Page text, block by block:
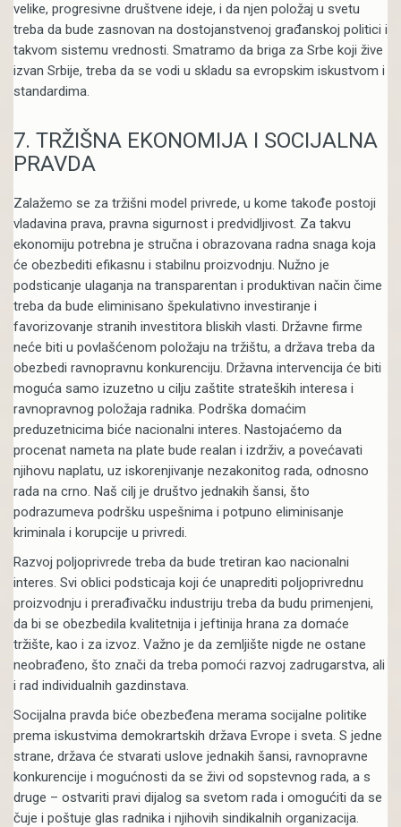
velike, progresivne društvene ideje, i da njen položaj u svetu
treba da bude zasnovan na dostojanstvenoj građanskoj politici i
takvom sistemu vrednosti. Smatramo da briga za Srbe koji žive
izvan Srbije, treba da se vodi u skladu sa evropskim iskustvom i
standardima.
7. TRŽIŠNA EKONOMIJA I SOCIJALNA
PRAVDA
Zalažemo se za tržišni model privrede, u kome takođe postoji
vladavina prava, pravna sigurnost i predvidljivost. Za takvu
ekonomiju potrebna je stručna i obrazovana radna snaga koja
će obezbediti efikasnu i stabilnu proizvodnju. Nužno je
podsticanje ulaganja na transparentan i produktivan način čime
treba da bude eliminisano špekulativno investiranje i
favorizovanje stranih investitora bliskih vlasti. Državne firme
neće biti u povlašćenom položaju na tržištu, a država treba da
obezbedi ravnopravnu konkurenciju. Državna intervencija će biti
moguća samo izuzetno u cilju zaštite strateških interesa i
ravnopravnog položaja radnika. Podrška domaćim
preduzetnicima biće nacionalni interes. Nastojaćemo da
procenat nameta na plate bude realan i izdrživ, a povećavati
njihovu naplatu, uz iskorenjivanje nezakonitog rada, odnosno
rada na crno. Naš cilj je društvo jednakih šansi, što
podrazumeva podršku uspešnima i potpuno eliminisanje
kriminala i korupcije u privredi.
Razvoj poljoprivrede treba da bude tretiran kao nacionalni
interes. Svi oblici podsticaja koji će unaprediti poljoprivrednu
proizvodnju i prerađivačku industriju treba da budu primenjeni,
da bi se obezbedila kvalitetnija i jeftinija hrana za domaće
tržište, kao i za izvoz. Važno je da zemljište nigde ne ostane
neobrađeno, što znači da treba pomoći razvoj zadrugarstva, ali
i rad individualnih gazdinstava.
Socijalna pravda biće obezbeđena merama socijalne politike
prema iskustvima demokrartskih država Evrope i sveta. S jedne
strane, država će stvarati uslove jednakih šansi, ravnopravne
konkurencije i mogućnosti da se živi od sopstevnog rada, a s
druge – ostvariti pravi dijalog sa svetom rada i omogućiti da se
čuje i poštuje glas radnika i njihovih sindikalnih organizacija.